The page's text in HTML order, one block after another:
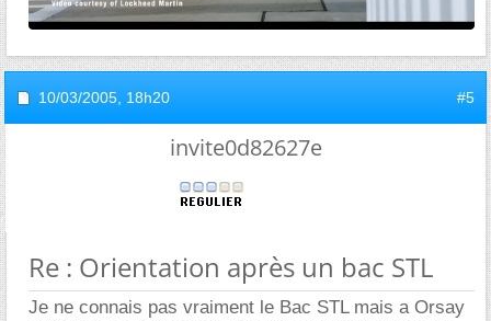
10/03/2005, 18h20 #5
invite0d82627e
Re : Orientation après un bac STL
Je ne connais pas vraiment le Bac STL mais a Orsay